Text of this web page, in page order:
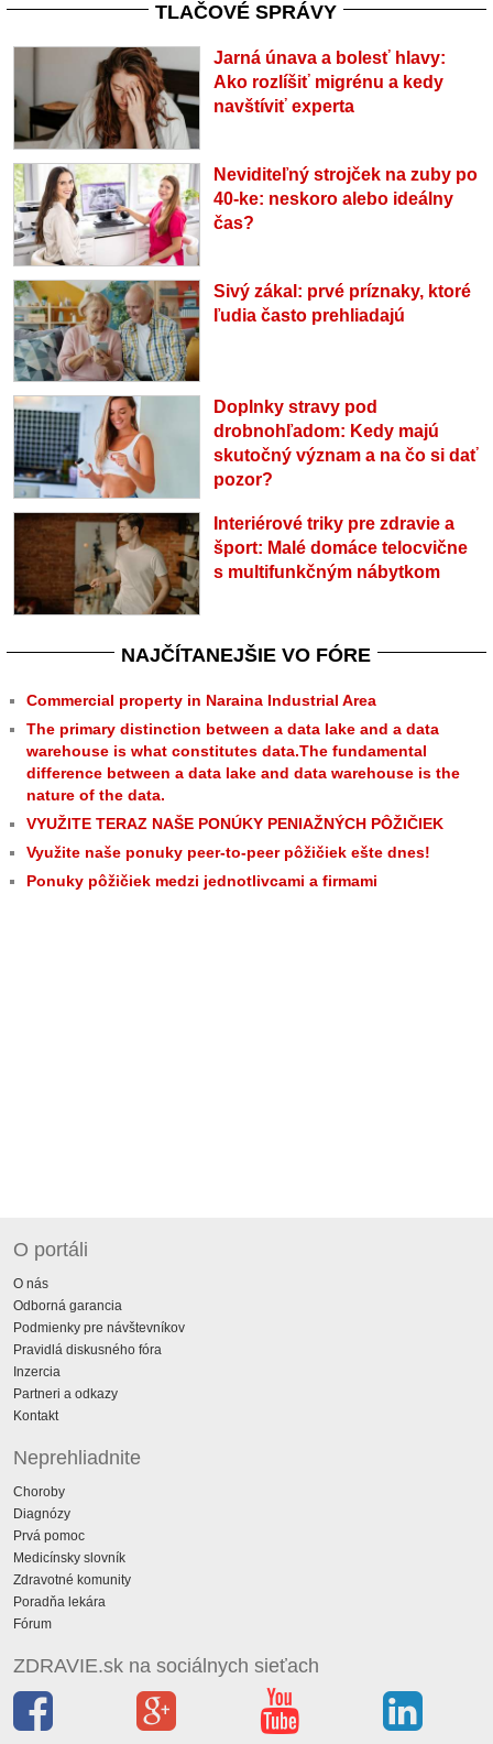
TLAČOVÉ SPRÁVY
Jarná únava a bolesť hlavy:
Ako rozlíšiť migrénu a kedy
navštíviť experta
Neviditeľný strojček na zuby po
40-ke: neskoro alebo ideálny
čas?
Sivý zákal: prvé príznaky, ktoré
ľudia často prehliadajú
Doplnky stravy pod
drobnohľadom: Kedy majú
skutočný význam a na čo si dať
pozor?
Interiérové triky pre zdravie a
šport: Malé domáce telocvične
s multifunkčným nábytkom
NAJČÍTANEJŠIE VO FÓRE
Commercial property in Naraina Industrial Area
The primary distinction between a data lake and a data
warehouse is what constitutes data.The fundamental
difference between a data lake and data warehouse is the
nature of the data.
VYUŽITE TERAZ NAŠE PONÚKY PENIAŽNÝCH PÔŽIČIEK
Využite naše ponuky peer-to-peer pôžičiek ešte dnes!
Ponuky pôžičiek medzi jednotlivcami a firmami
O portáli
O nás
Odborná garancia
Podmienky pre návštevníkov
Pravidlá diskusného fóra
Inzercia
Partneri a odkazy
Kontakt
Neprehliadnite
Choroby
Diagnózy
Prvá pomoc
Medicínsky slovník
Zdravotné komunity
Poradňa lekára
Fórum
ZDRAVIE.sk na sociálnych sieťach